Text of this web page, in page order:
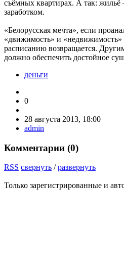
съёмных квартирах. А так: жильё
заработком.
«Белорусская мечта», если
«движимость» и «недвижимость»
расписанию возвращается.
должно обеспечить достойное
деньги
0
28 августа 2013, 18:00
admin
Комментарии (0)
RSS свернуть /развернуть
Только зарегистрированные и